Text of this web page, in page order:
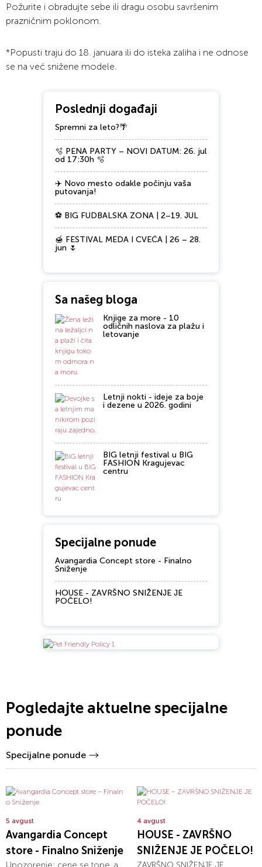
Požurite i obradujte sebe ili dragu osobu savršenim
prazničnim poklonom.
*Popusti traju do 18. januara ili do isteka zaliha i ne odnose
se na već snižene modele.
Poslednji događaji
Spremni za leto?🌴
🫧 PENA PARTY – NOVI DATUM: 26. jul
od 17:30h 🫧
✈️ Novo mesto odakle počinju vaša
putovanja!
⚽ BIG FUDBALSKA ZONA | 2–19. JUL
🍯 FESTIVAL MEDA I CVEĆA | 26 – 28.
jun 🌷
Sa našeg bloga
Knjige za more - 10
odličnih naslova za plažu i
letovanje
Letnji nokti - ideje za boje
i dezene u 2026. godini
BIG letnji festival u BIG
FASHION Kragujevac
centru
Specijalne ponude
Avangardia Concept store - Finalno
Sniženje
HOUSE - ZAVRŠNO SNIŽENJE JE
POČELO!
Pogledajte aktuelne specijalne
ponude
Specijalne ponude
5 avgust
Avangardia Concept
store - Finalno Sniženje
Upozorenje: cene se tope, a
4 avgust
HOUSE - ZAVRŠNO
SNIŽENJE JE POČELO!
ZAVRŠNO SNIŽENJE JE